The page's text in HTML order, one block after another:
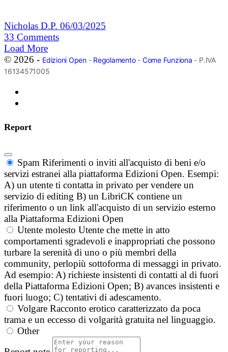
Nicholas D.P. 06/03/2025
33 Comments
Load More
© 2026 - Edizioni Open- Regolamento- Come Funziona - P.IVA
16134571005
Report
Spam Riferimenti o inviti all'acquisto di beni e/o
servizi estranei alla piattaforma Edizioni Open. Esempi:
A) un utente ti contatta in privato per vendere un
servizio di editing B) un LibriCK contiene un
riferimento o un link all'acquisto di un servizio esterno
alla Piattaforma Edizioni Open
Utente molesto Utente che mette in atto
comportamenti sgradevoli e inappropriati che possono
turbare la serenità di uno o più membri della
community, perlopiù sottoforma di messaggi in privato.
Ad esempio: A) richieste insistenti di contatti al di fuori
della Piattaforma Edizioni Open; B) avances insistenti e
fuori luogo; C) tentativi di adescamento.
Volgare Racconto erotico caratterizzato da poca
trama e un eccesso di volgarità gratuita nel linguaggio.
Other